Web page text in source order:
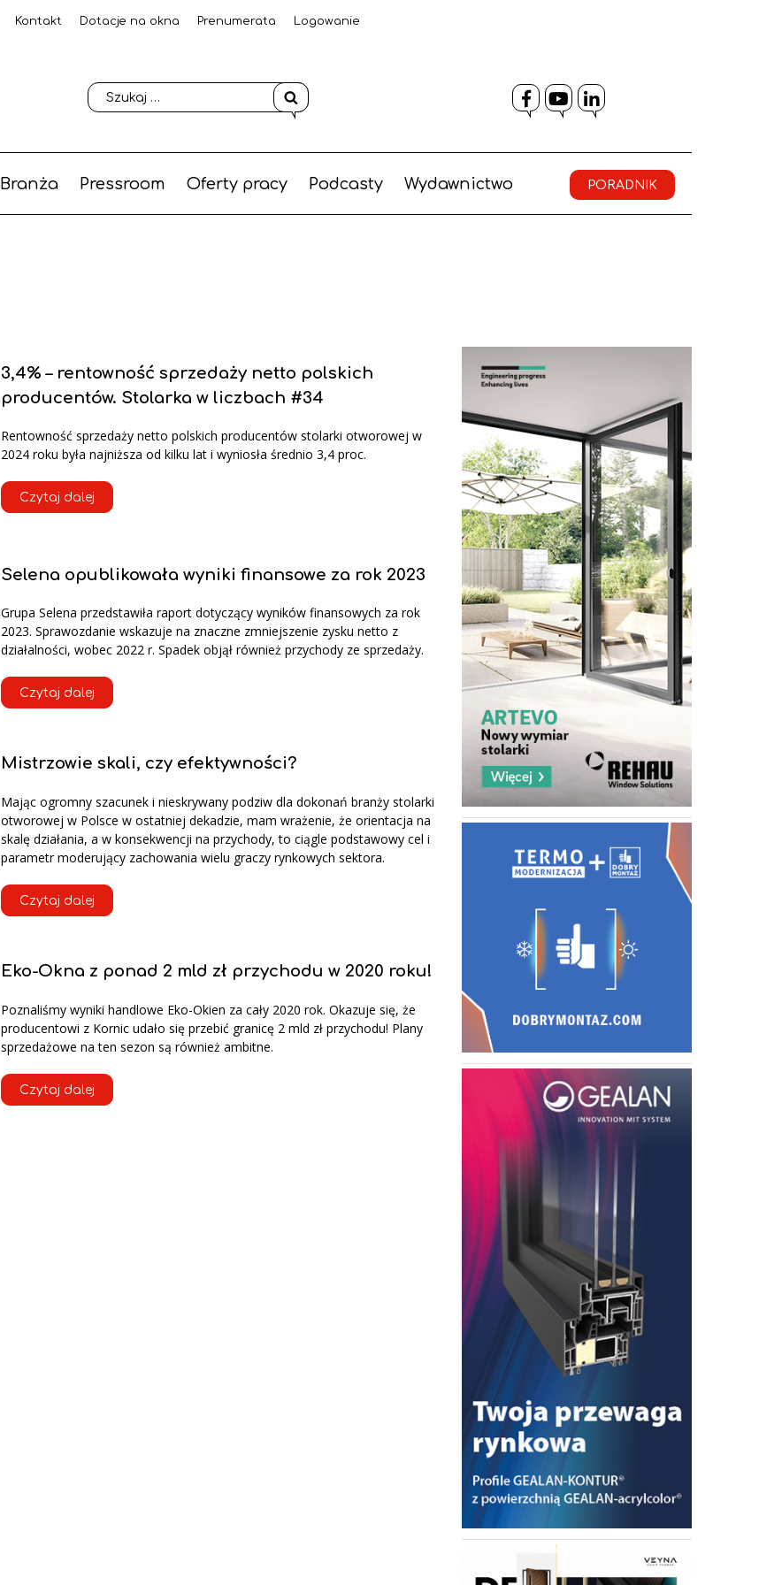
Kontakt Dotacje na okna Prenumerata Logowanie
Facebook
YouTube
LinkedIn
Branża Pressroom Oferty pracy Podcasty Wydawnictwo PORADNIK
3,4% – rentowność sprzedaży netto polskich
producentów. Stolarka w liczbach #34
Rentowność sprzedaży netto polskich producentów stolarki otworowej w
2024 roku była najniższa od kilku lat i wyniosła średnio 3,4 proc.
Czytaj dalej
Selena opublikowała wyniki finansowe za rok 2023
Grupa Selena przedstawiła raport dotyczący wyników finansowych za rok
2023. Sprawozdanie wskazuje na znaczne zmniejszenie zysku netto z
działalności, wobec 2022 r. Spadek objął również przychody ze sprzedaży.
Czytaj dalej
Mistrzowie skali, czy efektywności?
Mając ogromny szacunek i nieskrywany podziw dla dokonań branży stolarki
otworowej w Polsce w ostatniej dekadzie, mam wrażenie, że orientacja na
skalę działania, a w konsekwencji na przychody, to ciągle podstawowy cel i
parametr moderujący zachowania wielu graczy rynkowych sektora.
Czytaj dalej
Eko-Okna z ponad 2 mld zł przychodu w 2020 roku!
Poznaliśmy wyniki handlowe Eko-Okien za cały 2020 rok. Okazuje się, że
producentowi z Kornic udało się przebić granicę 2 mld zł przychodu! Plany
sprzedażowe na ten sezon są również ambitne.
Czytaj dalej